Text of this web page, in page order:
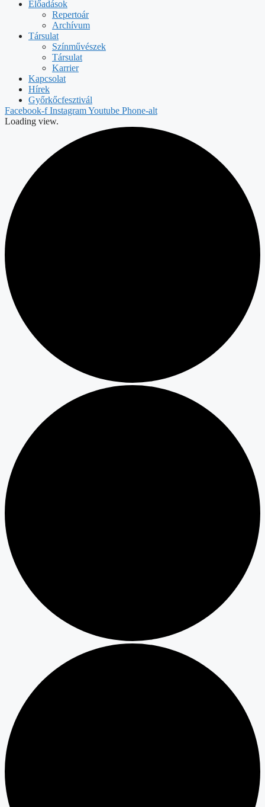
Előadások
Repertoár
Archívum
Társulat
Színművészek
Társulat
Karrier
Kapcsolat
Hírek
Győrkőcfesztivál
Facebook-f InstagramYoutube Phone-alt
Loading view.